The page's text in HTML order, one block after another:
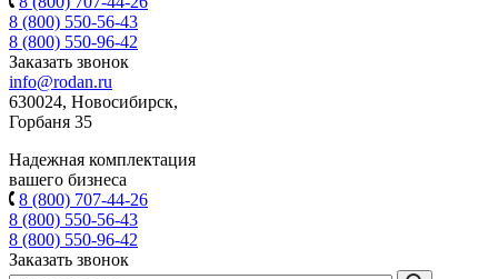
8 (800) 550-56-43
8 (800) 550-96-42
Заказать звонок
info@rodan.ru
630024, Новосибирск,
Горбаня 35
Надежная комплектация
вашего бизнеса
8 (800) 707-44-26
8 (800) 550-56-43
8 (800) 550-96-42
Заказать звонок